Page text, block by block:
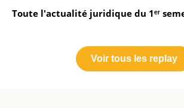
Toute l'actualité juridique du 1ᵉʳ
Voir tous les replay